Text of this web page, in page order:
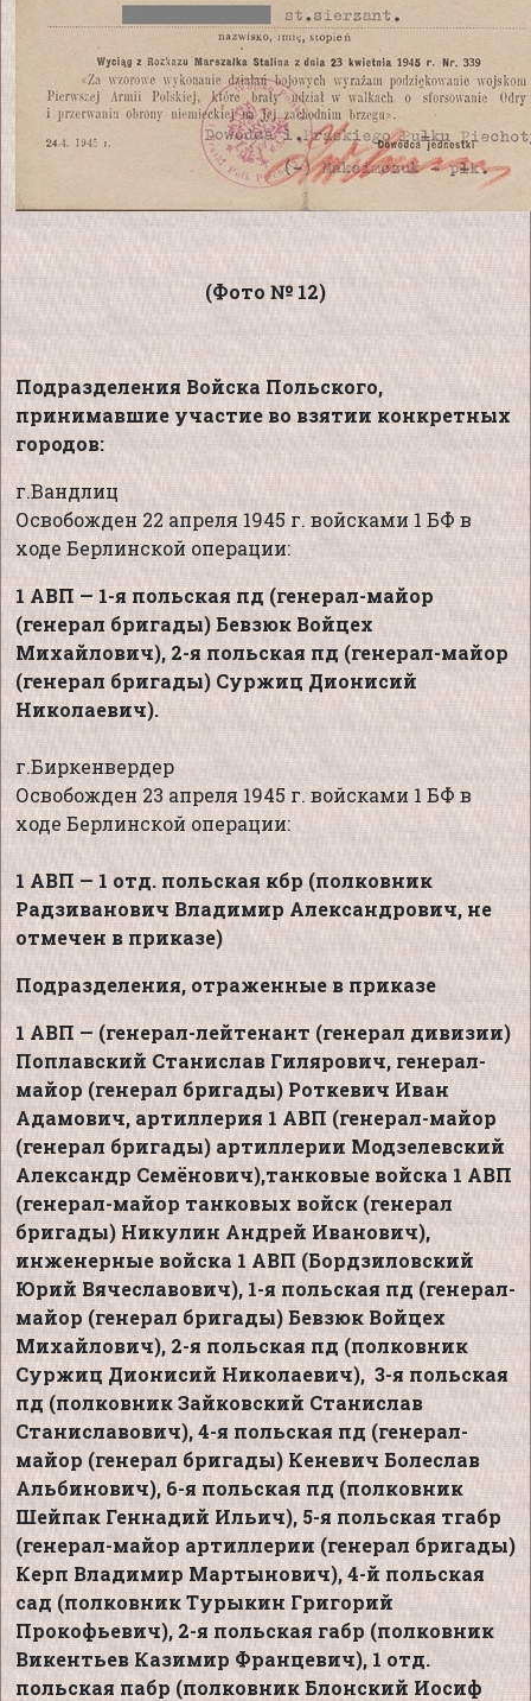
(Фото № 12)
Подразделения Войска Польского,
принимавшие участие во взятии конкретных
городов:
г.Вандлиц
Освобожден 22 апреля 1945 г. войсками 1 БФ в
ходе Берлинской операции:
1 АВП — 1-я польская пд (генерал-майор
(генерал бригады) Бевзюк Войцех
Михайлович), 2-я польская пд (генерал-майор
(генерал бригады) Суржиц Дионисий
Николаевич).
г.Биркенвердер
Освобожден 23 апреля 1945 г. войсками 1 БФ в
ходе Берлинской операции:
1 АВП — 1 отд. польская кбр (полковник
Радзиванович Владимир Александрович, не
отмечен в приказе)
Подразделения, отраженные в приказе
1 АВП — (генерал-лейтенант (генерал дивизии)
Поплавский Станислав Гилярович, генерал-
майор (генерал бригады) Роткевич Иван
Адамович, артиллерия 1 АВП (генерал-майор
(генерал бригады) артиллерии Модзелевский
Александр Семёнович),танковые войска 1 АВП
(генерал-майор танковых войск (генерал
бригады) Никулин Андрей Иванович),
инженерные войска 1 АВП (Бордзиловский
Юрий Вячеславович), 1-я польская пд (генерал-
майор (генерал бригады) Бевзюк Войцех
Михайлович), 2-я польская пд (полковник
Суржиц Дионисий Николаевич), 3-я польская
пд (полковник Зайковский Станислав
Станиславович), 4-я польская пд (генерал-
майор (генерал бригады) Кеневич Болеслав
Альбинович), 6-я польская пд (полковник
Шейпак Геннадий Ильич), 5-я польская тгабр
(генерал-майор артиллерии (генерал бригады)
Керп Владимир Мартынович), 4-й польская
сад (полковник Турыкин Григорий
Прокофьевич), 2-я польская габр (полковник
Викентьев Казимир Францевич), 1 отд.
польская пабр (полковник Блонский Иосиф